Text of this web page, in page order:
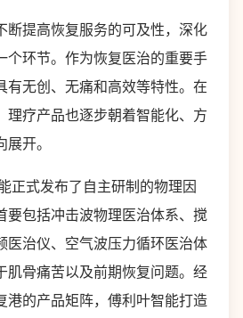
断提高恢复服务的可及性，深化
个环节。作为恢复医治的重要手
有无创、无痛和高效等特性。在
理疗产品也逐步朝着智能化、方
开。
正式发布了自主研制的物理因
要包括冲击波物理医治体系、搅
医治仪、空气波压力循环医治体
肌骨痛苦以及前期恢复问题。经
港的产品矩阵，傅利叶智能打造